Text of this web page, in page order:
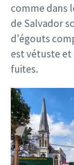
comme dans
de Salvador
d'égouts
est vétuste
fuites.